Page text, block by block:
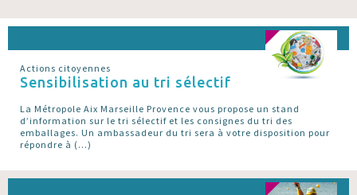
Actions citoyennes
Sensibilisation au tri sélectif
La Métropole Aix Marseille Provence vous propose un stand
d’information sur le tri sélectif et les consignes du tri des
emballages. Un ambassadeur du tri sera à votre disposition pour
répondre à (…)